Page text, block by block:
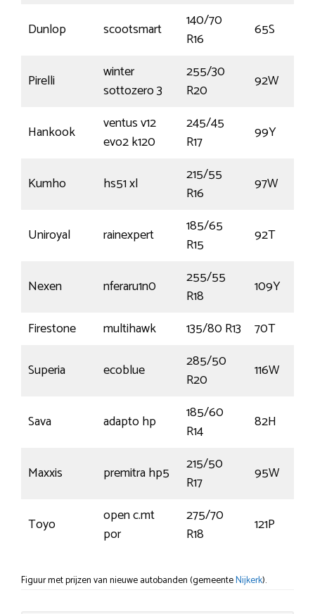
Dunlop scootsmart
140/70
R16
65S
Pirelli
winter
sottozero 3
255/30
R20
92W
Hankook
ventus v12
evo2 k120
245/45
R17
99Y
Kumho hs51 xl
215/55
R16
97W
Uniroyal rainexpert
185/65
R15
92T
Nexen nferaru1n0
255/55
R18
109Y
Firestone
multihawk 135/80 R13
70T
Superia
ecoblue
285/50
R20
116W
Sava adapto hp
185/60
R14
82H
Maxxis premitra hp5
215/50
R17
95W
Toyo
open c.mt
por
275/70
R18
121P
Figuur met prijzen van nieuwe autobanden (gemeenteNijkerk).